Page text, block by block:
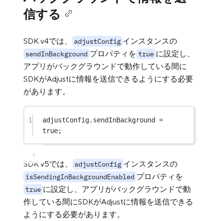
信する
SDK v4では、 adjustConfig インスタンスの
sendInBackground プロパティを true に設定し、
アプリがバックグラウンドで動作している間に
SDKがAdjustに情報を送信できるようにする必要
があります。
1 adjustConfig.sendInBackground =
true;
SDK v5では、 adjustConfig インスタンスの
isSendingInBackgroundEnabled プロパティを
true に設定し、アプリがバックグラウンドで動
作している間にSDKがAdjustに情報を送信できる
ようにする必要があります。